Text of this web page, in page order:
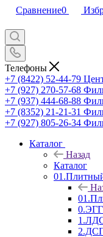
Сравнение0
Телефоны
+7 (8422) 52-44-79
+7 (927) 270-57-68
+7 (937) 444-68-88
+7 (8352) 21-21-31
+7 (927) 805-26-34
Каталог
Назад
Каталог